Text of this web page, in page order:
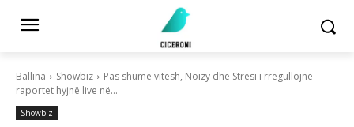
Ballina Showbiz
Pas shumë vitesh, Noizy dhe Stresi i rregullojnë
raportet hyjnë live në...
Showbiz